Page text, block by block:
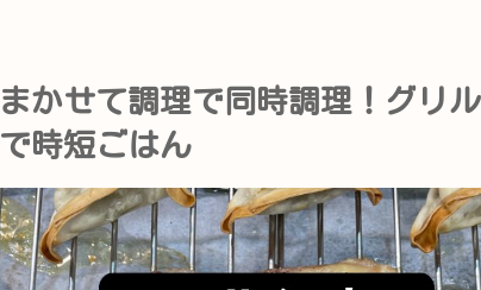
まかせて調理で同時調理！グリ
時短ごはん